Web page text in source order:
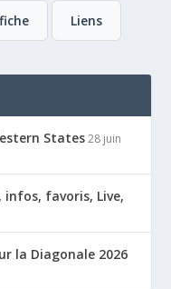
Liens
States 28 juin
favoris, Live,
la Diagonale 2026